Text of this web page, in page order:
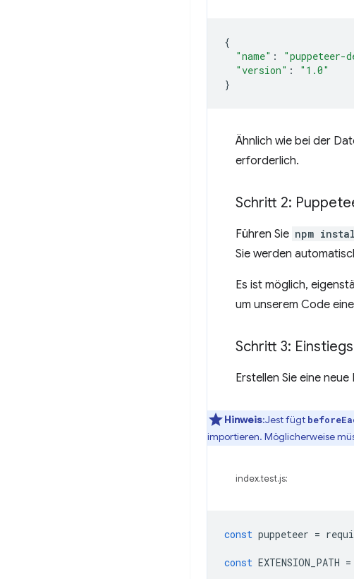
{
"name" : "puppeteer-
"version" :
"1.0"
}
Ähnlich wie bei der
erforderlich.
Schritt 2:
Führen Sie npm
Sie werden
Es ist möglich,
um unserem Code
Schritt 3:
Erstellen Sie eine
Hinweis:Jest fügt
importieren. Möglicherweise
index.test.js:
const puppeteer =
const EXTENSION_PATH =